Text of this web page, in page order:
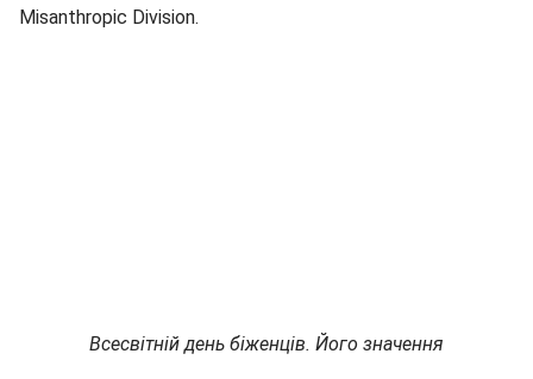
Misanthropic Division.
Всесвітній день біженців. Його значення